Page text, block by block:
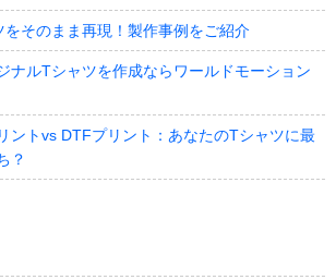
そのまま再現！製作事例をご紹介
ナルTシャツを作成ならワールドモーション
ントvs DTFプリント：あなたのTシャツに最
？